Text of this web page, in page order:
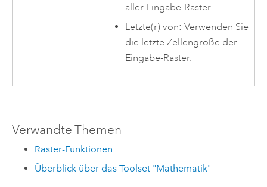
aller Eingabe-Raster.
Letzte(r) von: Verwenden Sie
die letzte Zellengröße der
Eingabe-Raster.
Verwandte Themen
Raster-Funktionen
Überblick über das Toolset "Mathematik"